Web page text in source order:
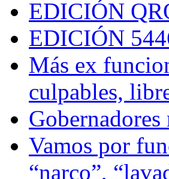
EDICIÓN
EDICIÓN
Más ex
culpables,
Gobernadores
Vamos por
“narco”,